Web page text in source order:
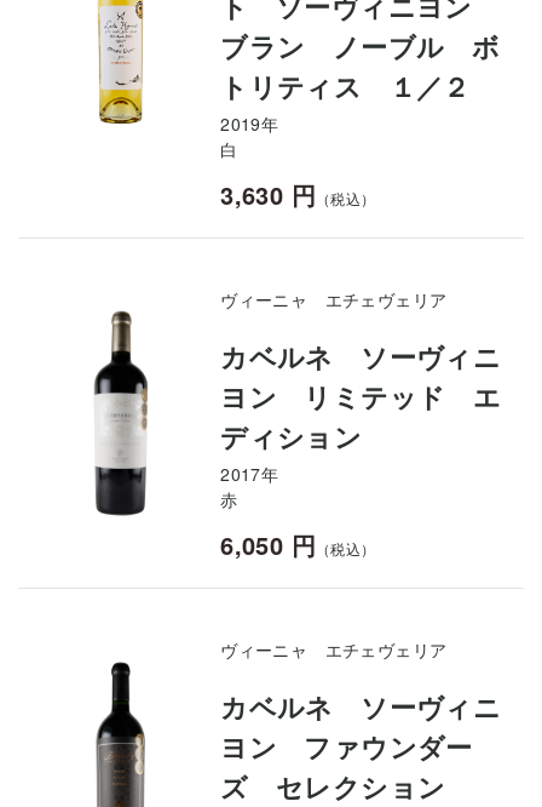
ブラン ノーブル ボ
トリティス １／２
2019年
白
3,630 円 （税込）
ヴィーニャ エチェヴェリア
カベルネ ソーヴィニ
ヨン リミテッド エ
ディション
2017年
赤
6,050 円 （税込）
ヴィーニャ エチェヴェリア
カベルネ ソーヴィニ
ヨン ファウンダー
ズ セレクション